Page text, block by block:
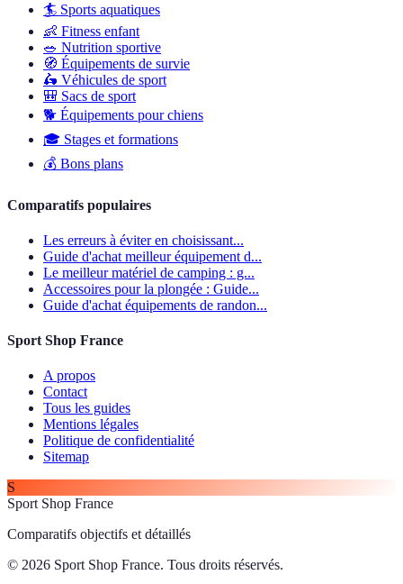
🏄 Sports aquatiques
👶 Fitness enfant
🥗 Nutrition sportive
🧭 Équipements de survie
🛵 Véhicules de sport
🎒 Sacs de sport
🐕 Équipements pour chiens
🎓 Stages et formations
💰 Bons plans
Comparatifs populaires
Les erreurs à éviter en choisissant...
Guide d'achat meilleur équipement d...
Le meilleur matériel de camping : g...
Accessoires pour la plongée : Guide...
Guide d'achat équipements de randon...
Sport Shop France
A propos
Contact
Tous les guides
Mentions légales
Politique de confidentialité
Sitemap
S
Sport Shop France
Comparatifs objectifs et détaillés
© 2026 Sport Shop France. Tous droits réservés.